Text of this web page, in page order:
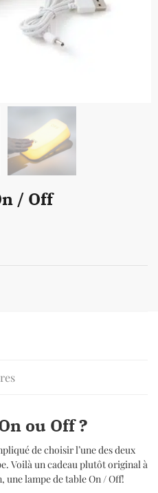
/ Off
ou Off ?
de choisir l’une des deux
Voilà un cadeau plutôt original à
lampe de table On / Off!